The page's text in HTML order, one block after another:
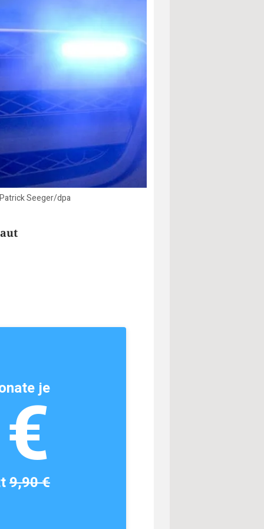
Seeger/dpa
je
9,90 €